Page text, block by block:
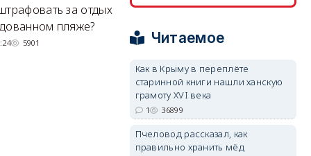
за отдых
пляже?
5901
Спасатели благополучно
сушу.
erid: 2SDnjcrDNw6
Читаемое
Как в Крыму в переплёте
старинной книги нашли ханскую
грамоту XVI века
1 36899
Пчеловод рассказал, как
правильно хранить мёд